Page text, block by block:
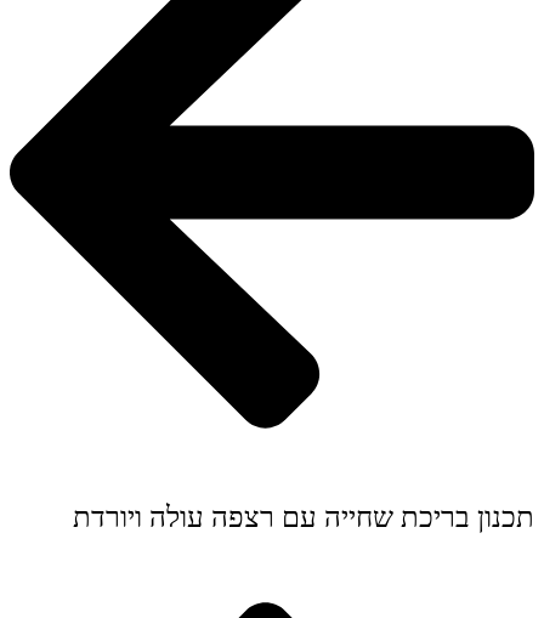
תכנון בריכת שחייה עם רצפה עולה ויורדת